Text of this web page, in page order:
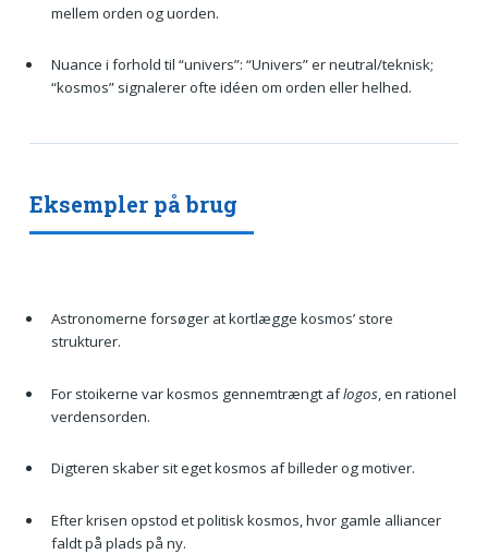
mellem orden og uorden.
Nuance i forhold til “univers”: “Univers” er neutral/teknisk;
“kosmos” signalerer ofte idéen om orden eller helhed.
Eksempler på brug
Astronomerne forsøger at kortlægge kosmos’ store
strukturer.
For stoikerne var kosmos gennemtrængt aflogos, en rationel
verdensorden.
Digteren skaber sit eget kosmos af billeder og motiver.
Efter krisen opstod et politisk kosmos, hvor gamle alliancer
faldt på plads på ny.